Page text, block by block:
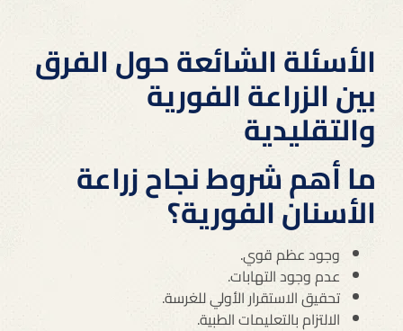
الأسئلة الشائعة حول الفرق
بين الزراعة الفورية
والتقليدية
ما أهم شروط نجاح زراعة
الأسنان الفورية؟
وجود عظم قوي.
عدم وجود التهابات.
تحقيق الاستقرار الأولي للغرسة.
الالتزام بالتعليمات الطبية.